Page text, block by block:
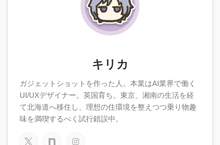
キリカ
ガジェットショットを作った人。本業はAI業界で働く
UI/UXデザイナー。英国育ち。東京、湘南の生活を経
て北海道へ移住し、理想の住環境を整えつつ乗り物趣
味を満喫するべく試行錯誤中。